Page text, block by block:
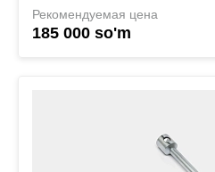
Рекомендуемая цена
185 000 so'm